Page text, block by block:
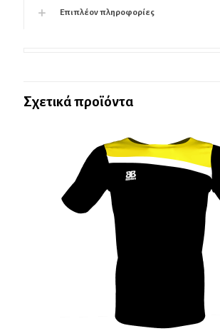
Επιπλέον πληροφορίες
Σχετικά προϊόντα